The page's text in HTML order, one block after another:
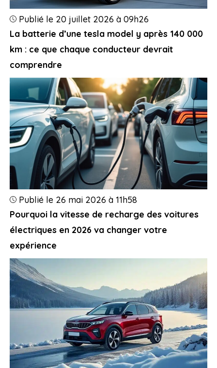
La batterie d’une tesla model y après 140 000
km : ce que chaque conducteur devrait
comprendre
Publié le 20 juillet 2026 à 09h26
Pourquoi la vitesse de recharge des voitures
électriques en 2026 va changer votre
expérience
Publié le 26 mai 2026 à 11h58